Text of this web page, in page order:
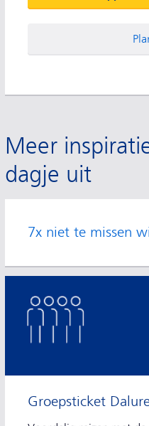
Meer
dagje uit
7x niet te missen
Groepsticket